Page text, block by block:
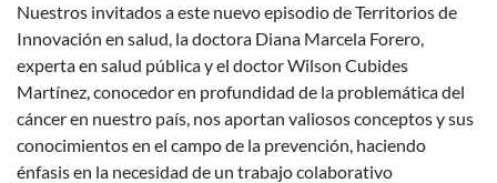
Nuestros invitados a este nuevo episodio de Territorios de
Innovación en salud, la doctora Diana Marcela Forero,
experta en salud pública y el doctor Wilson Cubides
Martínez, conocedor en profundidad de la problemática del
cáncer en nuestro país, nos aportan valiosos conceptos y sus
conocimientos en el campo de la prevención, haciendo
énfasis en la necesidad de un trabajo colaborativo